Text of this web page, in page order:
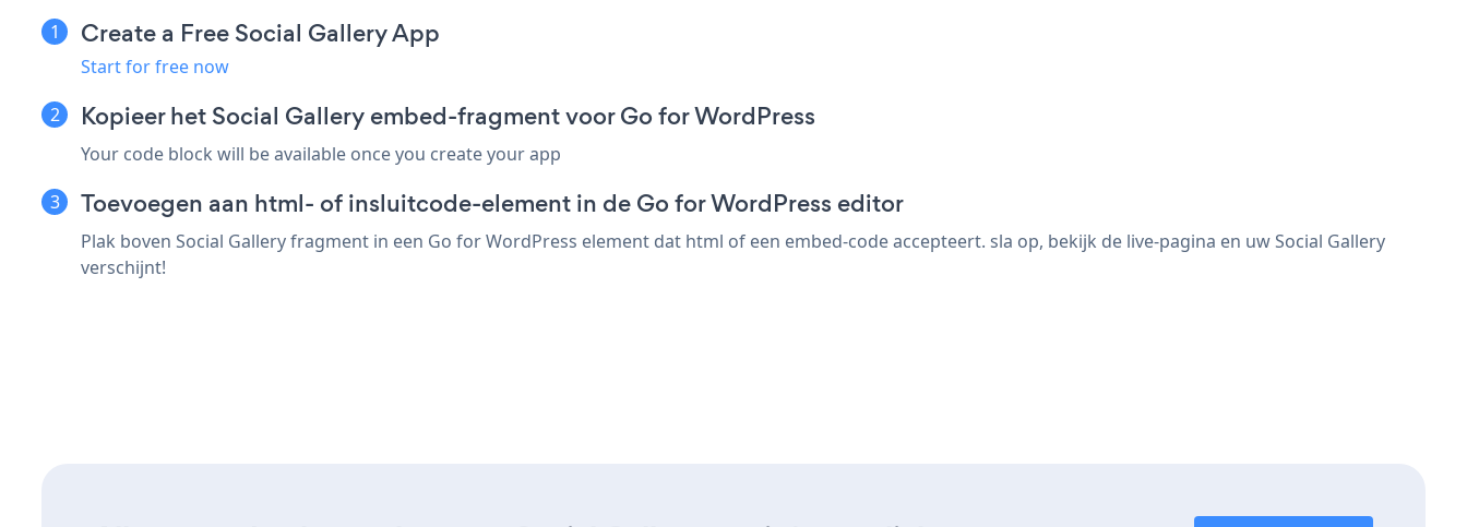
Create a Free Social Gallery App
Start for free now
Kopieer het Social Gallery embed-fragment voor Go for WordPress
Your code block will be available once you create your app
Toevoegen aan html- of insluitcode-element in de Go for WordPress editor
Plak boven Social Gallery fragment in een Go for WordPress element dat html of een embed-code accepteert. sla op, bekijk de live-pagina en uw Social Gallery
verschijnt!